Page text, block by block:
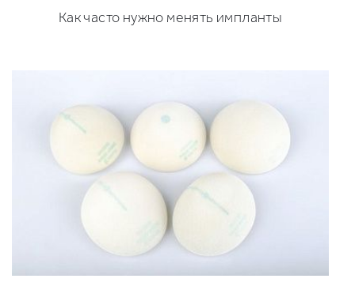
Как часто нужно менять импланты